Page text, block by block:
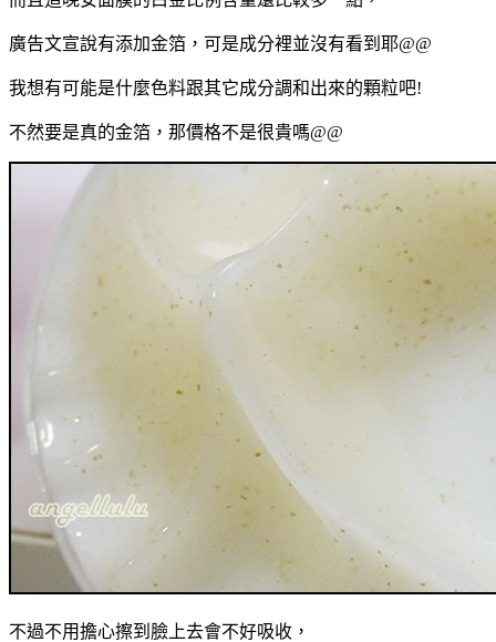
廣告文宣說有添加金箔，可是成分裡並沒有看到耶@@
我想有可能是什麼色料跟其它成分調和出來的顆粒吧!
不然要是真的金箔，那價格不是很貴嗎@@
不過不用擔心擦到臉上去會不好吸收，